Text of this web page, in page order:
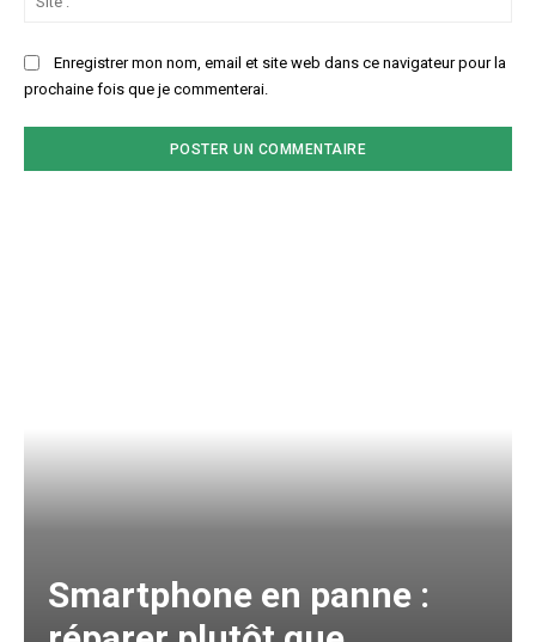
Enregistrer mon nom, email et site web dans ce navigateur pour la
prochaine fois que je commenterai.
Smartphone en panne :